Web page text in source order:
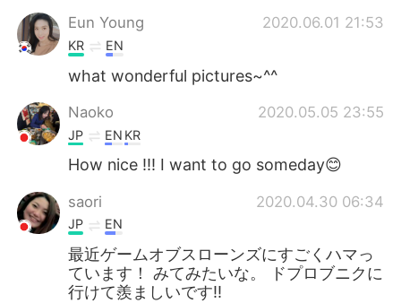
Eun Young 2020.06.01 21:53
KR EN
what wonderful pictures~^^
Naoko 2020.05.05 23:55
JP EN KR
How nice !!! I want to go someday😊
saori 2020.04.30 06:34
JP EN
最近ゲームオブスローンズにすごくハマっ
ています！ みてみたいな。 ドプロブニクに
行けて羨ましいです‼️